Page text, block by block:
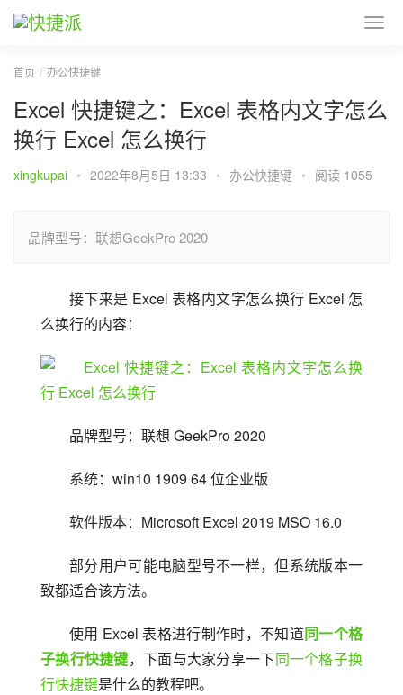
首页 办公快捷键
Excel 快捷键之：Excel 表格内文字怎么
换行 Excel 怎么换行
xingkupai • 2022年8月5日 13:33 • 办公快捷键 • 阅读 1055
品牌型号：联想GeekPro 2020
接下来是 Excel 表格内文字怎么换行 Excel 怎
么换行的内容：
品牌型号：联想 GeekPro 2020
系统：win10 1909 64 位企业版
软件版本：Microsoft Excel 2019 MSO 16.0
部分用户可能电脑型号不一样，但系统版本一
致都适合该方法。
使用 Excel 表格进行制作时，不知道同一个格
子换行快捷键，下面与大家分享一下同一个格子换
行快捷键是什么的教程吧。